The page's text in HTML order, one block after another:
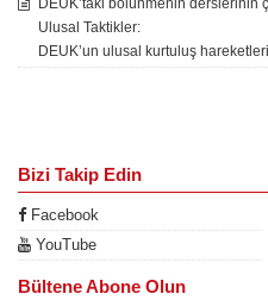
DEUK’taki bölünmenin derslerinin
Ulusal Taktikler:
DEUK’un ulusal kurtuluş
Bizi Takip Edin
Facebook
YouTube
Bültene Abone Olun